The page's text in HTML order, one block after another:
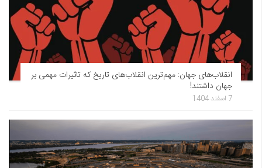
انقلاب‌های جهان: مهم‌ترین انقلاب‌های تاریخ که تاثیرات مهمی بر
جهان داشتند!
7 اسفند 1404